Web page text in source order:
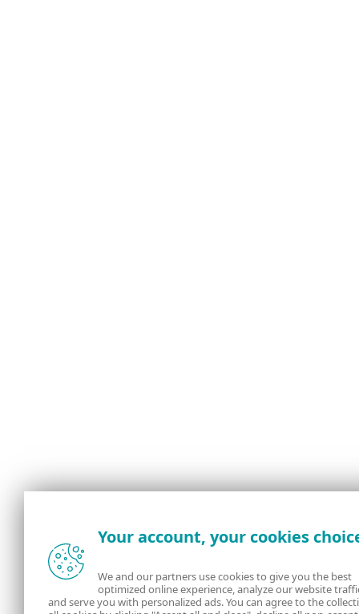
Your account, your cookies
We and our partners use cookies to give you the best
optimized online experience, analyze our website
and serve you with personalized ads. You can agree to the